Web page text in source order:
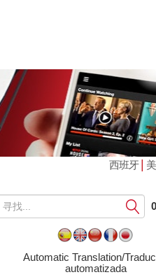
西班牙|
提
交
Automatic Translation/
automatizada